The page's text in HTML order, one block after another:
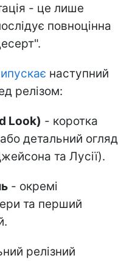
- це лише
повноцінна
наступний
релізом:
Look) - коротка
детальний огляд
та Лусії).
- окремі
та перший
релізний